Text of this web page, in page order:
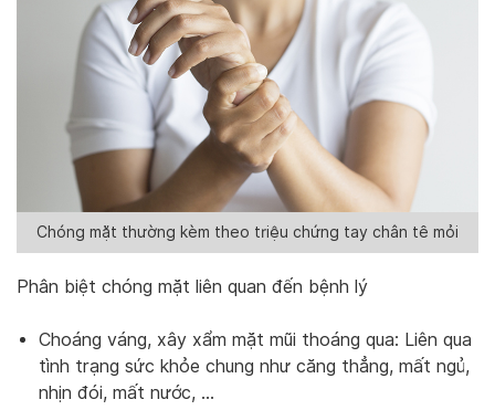
Chóng mặt thường kèm theo triệu chứng tay chân tê mỏi
Phân biệt chóng mặt liên quan đến bệnh lý
Choáng váng, xây xẩm mặt mũi thoáng qua: Liên qua
tình trạng sức khỏe chung như căng thẳng, mất ngủ,
nhịn đói, mất nước, …